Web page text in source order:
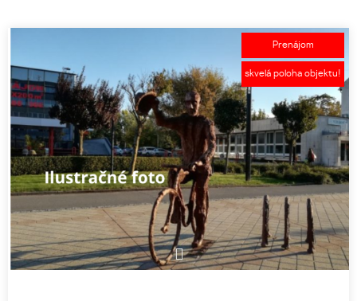
1
Prenájom
skvelá poloha objektu!